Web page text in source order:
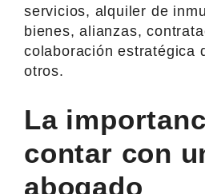
servicios, alquiler de
bienes, alianzas,
colaboración estratégica
otros.
La
contar con
abogado